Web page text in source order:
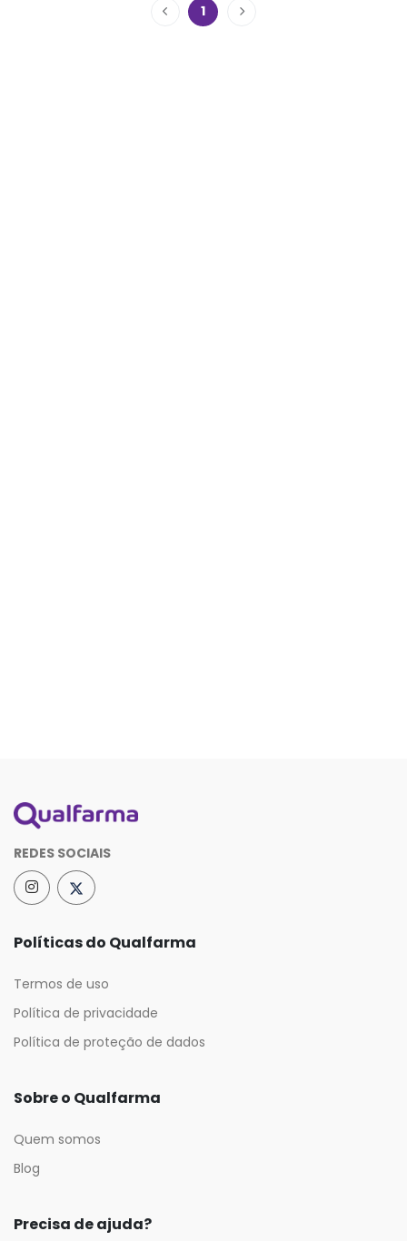
1
REDES SOCIAIS
Políticas do Qualfarma
Termos de uso
Política de privacidade
Política de proteção de dados
Sobre o Qualfarma
Quem somos
Blog
Precisa de ajuda?